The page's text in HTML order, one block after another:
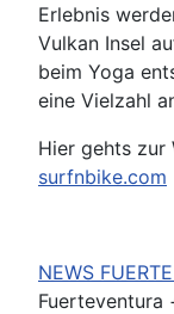
Erlebnis
Vulkan Insel
beim Yoga
eine Vielzahl
Hier gehts zur
surfnbike.com
NEWS
Fuerteventura